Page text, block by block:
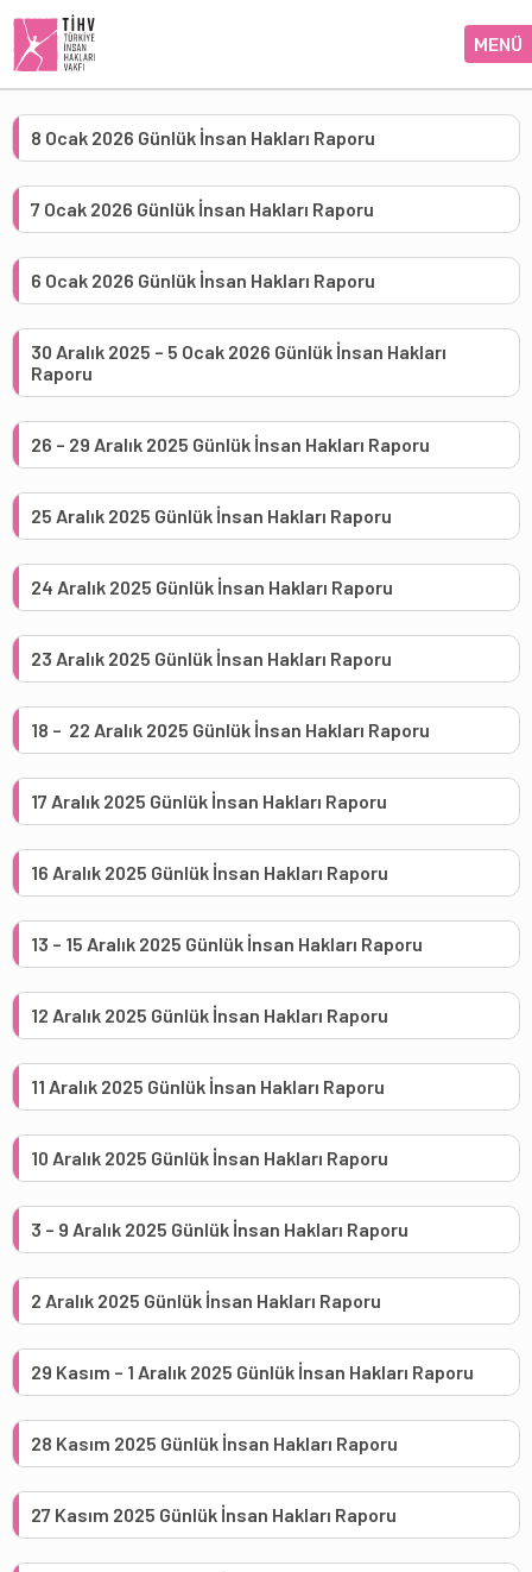
MENÜ
8 Ocak 2026 Günlük İnsan Hakları Raporu
7 Ocak 2026 Günlük İnsan Hakları Raporu
6 Ocak 2026 Günlük İnsan Hakları Raporu
30 Aralık 2025 – 5 Ocak 2026 Günlük İnsan Hakları
Raporu
26 – 29 Aralık 2025 Günlük İnsan Hakları Raporu
25 Aralık 2025 Günlük İnsan Hakları Raporu
24 Aralık 2025 Günlük İnsan Hakları Raporu
23 Aralık 2025 Günlük İnsan Hakları Raporu
18 – 22 Aralık 2025 Günlük İnsan Hakları Raporu
17 Aralık 2025 Günlük İnsan Hakları Raporu
16 Aralık 2025 Günlük İnsan Hakları Raporu
13 – 15 Aralık 2025 Günlük İnsan Hakları Raporu
12 Aralık 2025 Günlük İnsan Hakları Raporu
11 Aralık 2025 Günlük İnsan Hakları Raporu
10 Aralık 2025 Günlük İnsan Hakları Raporu
3 – 9 Aralık 2025 Günlük İnsan Hakları Raporu
2 Aralık 2025 Günlük İnsan Hakları Raporu
29 Kasım – 1 Aralık 2025 Günlük İnsan Hakları Raporu
28 Kasım 2025 Günlük İnsan Hakları Raporu
27 Kasım 2025 Günlük İnsan Hakları Raporu